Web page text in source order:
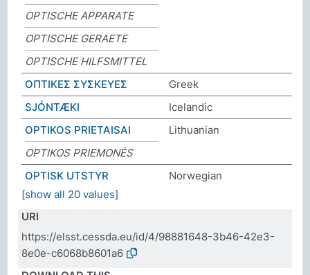
OPTISCHE APPARATE
OPTISCHE GERAETE
OPTISCHE HILFSMITTEL
ΟΠΤΙΚΕΣ ΣΥΣΚΕΥΕΣ
Greek
SJÓNTÆKI
Icelandic
OPTIKOS PRIETAISAI
Lithuanian
OPTIKOS PRIEMONĖS
OPTISK UTSTYR
Norwegian
[show all 20 values]
URI
https://elsst.cessda.eu/id/4/98881648-3b46-42e3-
8e0e-c6068b8601a6